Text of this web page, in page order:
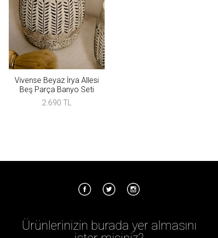
Vivense Beyaz İrya Allesi
Beş Parça Banyo Seti
2.690 TL
Ürünlerinizin burada yer almasını